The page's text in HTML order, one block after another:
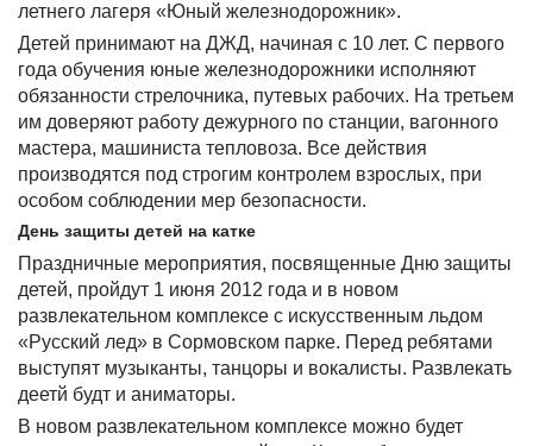
летнего лагеря «Юный железнодорожник».
Детей принимают на ДЖД, начиная с 10 лет. С первого
года обучения юные железнодорожники исполняют
обязанности стрелочника, путевых рабочих. На третьем
им доверяют работу дежурного по станции, вагонного
мастера, машиниста тепловоза. Все действия
производятся под строгим контролем взрослых, при
особом соблюдении мер безопасности.
День защиты детей на катке
Праздничные мероприятия, посвященные Дню защиты
детей, пройдут 1 июня 2012 года и в новом
развлекательном комплексе с искусственным льдом
«Русский лед» в Сормовском парке. Перед ребятами
выступят музыканты, танцоры и вокалисты. Развлекать
деетй будт и аниматоры.
В новом развлекательном комплексе можно будет